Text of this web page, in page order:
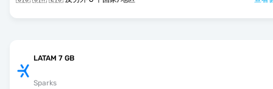
LATAM 7 GB
Sparks